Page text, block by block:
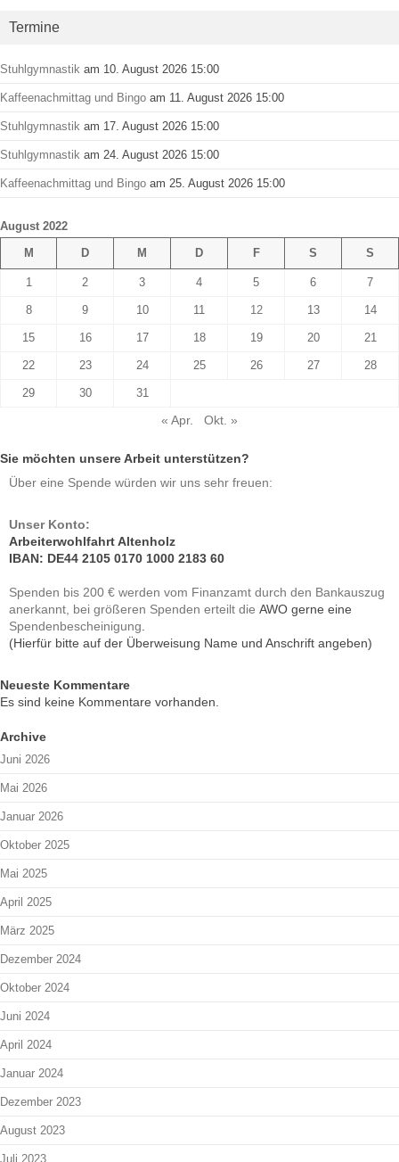
Termine
Stuhlgymnastik am 10. August 2026 15:00
Kaffeenachmittag und Bingo am 11. August 2026 15:00
Stuhlgymnastik am 17. August 2026 15:00
Stuhlgymnastik am 24. August 2026 15:00
Kaffeenachmittag und Bingo am 25. August 2026 15:00
August 2022
M
D M D F S S
1 2 3 4 5 6 7
8 9 10 11 12 13 14
15 16 17 18 19 20 21
22 23 24 25 26 27 28
29 30 31
« Apr. Okt. »
Sie möchten unsere Arbeit unterstützen?
Über eine Spende würden wir uns sehr freuen:
Unser Konto:
Arbeiterwohlfahrt Altenholz
IBAN: DE44 2105 0170 1000 2183 60
Spenden bis 200 € werden vom Finanzamt durch den Bankauszug
anerkannt, bei größeren Spenden erteilt die AWO gerne eine
Spendenbescheinigung
(Hierfür bitte auf der Überweisung Name und Anschrift angeben)
Neueste Kommentare
Es sind keine Kommentare vorhanden.
Archive
Juni 2026
Mai 2026
Januar 2026
Oktober 2025
Mai 2025
April 2025
März 2025
Dezember 2024
Oktober 2024
Juni 2024
April 2024
Januar 2024
Dezember 2023
August 2023
Juli 2023